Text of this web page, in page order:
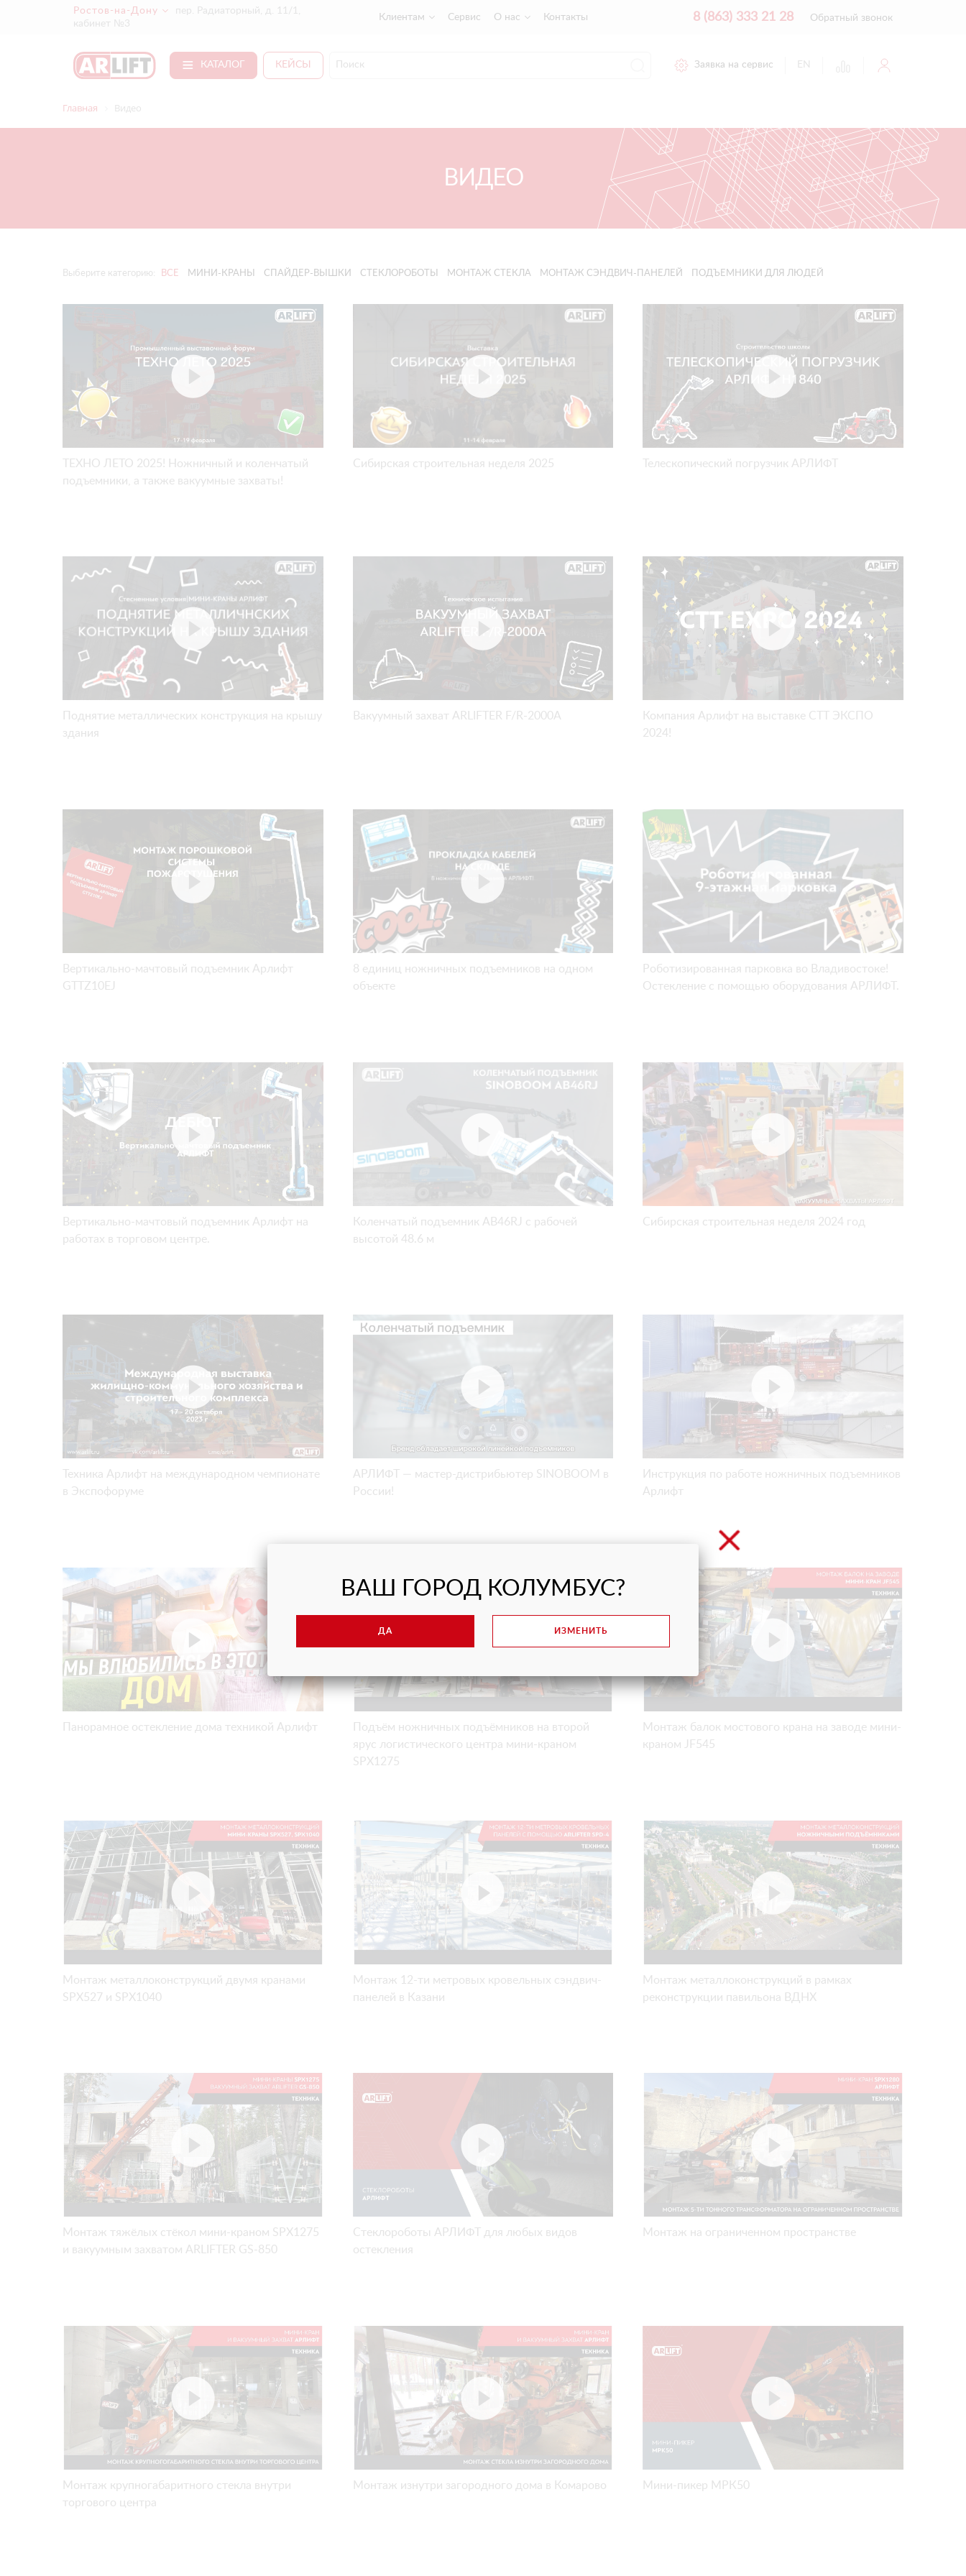
Ростов-на-Дону
пер. Радиаторный, д. 11/1,
кабинет №3
Клиентам Сервис О нас Контакты 8 (863) 333 21 28 Обратный звонок
КАТАЛОГ КЕЙСЫ Заявка на сервис EN
Главная Видео
ВИДЕО
Выберите категорию: ВСЕ МИНИ-КРАНЫ СПАЙДЕР-ВЫШКИ СТЕКЛОРОБОТЫ МОНТАЖ СТЕКЛА МОНТАЖ СЭНДВИЧ-ПАНЕЛЕЙ ПОДЪЕМНИКИ ДЛЯ ЛЮДЕЙ
ТЕХНО ЛЕТО 2025! Ножничный и коленчатый
подъемники, а также вакуумные захваты!
Сибирская строительная неделя 2025 Телескопический погрузчик АРЛИФТ
Поднятие металлических конструкция на крышу
здания
Вакуумный захват ARLIFTER F/R-2000A
Компания Арлифт на выставке СТТ ЭКСПО
2024!
Вертикально-мачтовый подъемник Арлифт
GTTZ10EJ
8 единиц ножничных подъемников на одном
объекте
Роботизированная парковка во Владивостоке!
Остекление с помощью оборудования АРЛИФТ.
Вертикально-мачтовый подъемник Арлифт на
работах в торговом центре.
Коленчатый подъемник AB46RJ с рабочей
высотой 48.6 м
Сибирская строительная неделя 2024 год
Техника Арлифт на международном чемпионате
в Экспофоруме
АРЛИФТ — мастер-дистрибьютер SINOBOOM в
России!
Инструкция по работе ножничных подъемников
Арлифт
Панорамное остекление дома техникой Арлифт
Подъём ножничных подъёмников на второй
ярус логистического центра мини-краном
SPX1275
Монтаж балок мостового крана на заводе мини-
краном JF545
Монтаж металлоконструкций двумя кранами
SPX527 и SPX1040
Монтаж 12-ти метровых кровельных сэндвич-
панелей в Казани
Монтаж металлоконструкций в рамках
реконструкции павильона ВДНХ
Монтаж тяжёлых стёкол мини-краном SPX1275
и вакуумным захватом ARLIFTER GS-850
Стеклороботы АРЛИФТ для любых видов
остекления
Монтаж на ограниченном пространстве
Монтаж крупногабаритного стекла внутри
торгового центра
Монтаж изнутри загородного дома в Комарово Мини-пикер МРК50
ВАШ ГОРОД КОЛУМБУС?
ДА ИЗМЕНИТЬ